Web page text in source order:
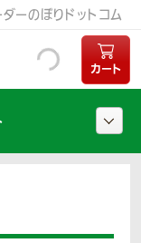
ーのぼりドットコム
カート